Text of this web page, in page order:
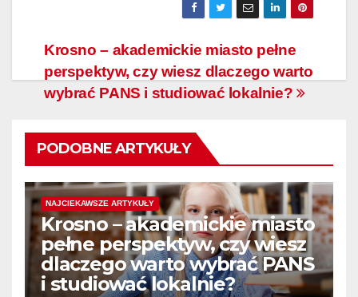
Nawigacja
wpisu
Krosno – akademickie miasto pełne
perspektyw, czy wiesz dlaczego warto
wybrać PANS i studiować lokalnie?
PODOBNE ARTYKUŁY
NAJCIEKAWSZE ARTYKUŁY
Krosno – akademickie miasto
pełne perspektyw, czy wiesz
dlaczego warto wybrać PANS
i studiować lokalnie?